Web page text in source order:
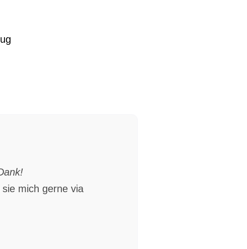
mich gerne via